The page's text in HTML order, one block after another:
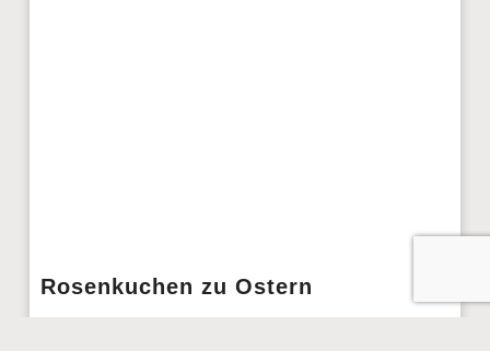
Rosenkuchen zu Ostern